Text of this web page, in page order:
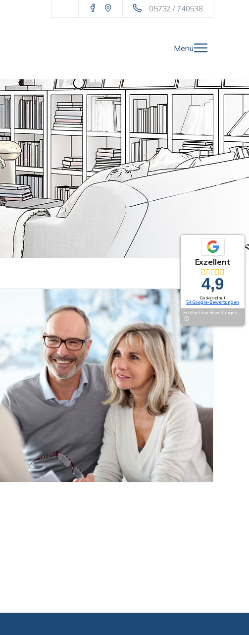
05732 / 740538
Menü
Exzellent
4,9
Basierend auf
54 Google-Bewertungen
Echtheit von Bewertungen